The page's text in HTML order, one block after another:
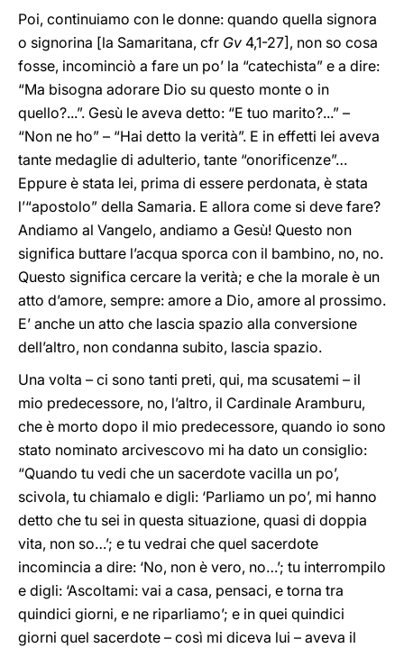
Poi, continuiamo con le donne: quando quella signora
o signorina [la Samaritana, cfr Gv 4,1-27], non so cosa
fosse, incominciò a fare un po’ la “catechista” e a dire:
“Ma bisogna adorare Dio su questo monte o in
quello?...”. Gesù le aveva detto: “E tuo marito?...” –
“Non ne ho” – “Hai detto la verità”. E in effetti lei aveva
tante medaglie di adulterio, tante “onorificenze”…
Eppure è stata lei, prima di essere perdonata, è stata
l’“apostolo” della Samaria. E allora come si deve fare?
Andiamo al Vangelo, andiamo a Gesù! Questo non
significa buttare l’acqua sporca con il bambino, no, no.
Questo significa cercare la verità; e che la morale è un
atto d’amore, sempre: amore a Dio, amore al prossimo.
E’ anche un atto che lascia spazio alla conversione
dell’altro, non condanna subito, lascia spazio.
Una volta – ci sono tanti preti, qui, ma scusatemi – il
mio predecessore, no, l’altro, il Cardinale Aramburu,
che è morto dopo il mio predecessore, quando io sono
stato nominato arcivescovo mi ha dato un consiglio:
“Quando tu vedi che un sacerdote vacilla un po’,
scivola, tu chiamalo e digli: ‘Parliamo un po’, mi hanno
detto che tu sei in questa situazione, quasi di doppia
vita, non so…’; e tu vedrai che quel sacerdote
incomincia a dire: ‘No, non è vero, no…’; tu interrompilo
e digli: ‘Ascoltami: vai a casa, pensaci, e torna tra
quindici giorni, e ne riparliamo’; e in quei quindici
giorni quel sacerdote – così mi diceva lui – aveva il